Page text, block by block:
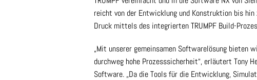
reicht von der Entwicklung und Konstruktion bis
Druck mittels des integrierten TRUMPF Build-
„Mit unserer gemeinsamen Softwarelösung bieten
durchweg hohe Prozesssicherheit“, erläutert Tony
Software. „Da die Tools für die Entwicklung,